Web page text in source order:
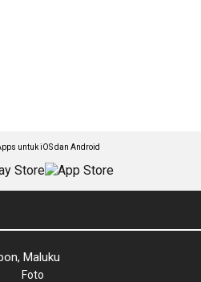
untuk iOS dan Android
Maluku
Foto